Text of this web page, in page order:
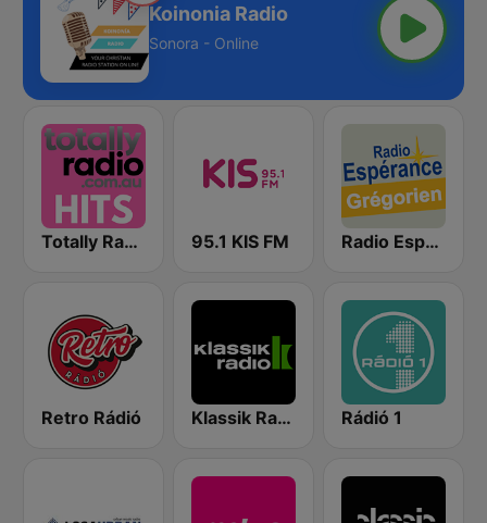
Koinonia Radio
Sonora - Online
Totally Radio Hits 95.1 KIS FM Radio Espérance Chant Grégorien
Retro Rádió Klassik Radio Österreich Rádió 1